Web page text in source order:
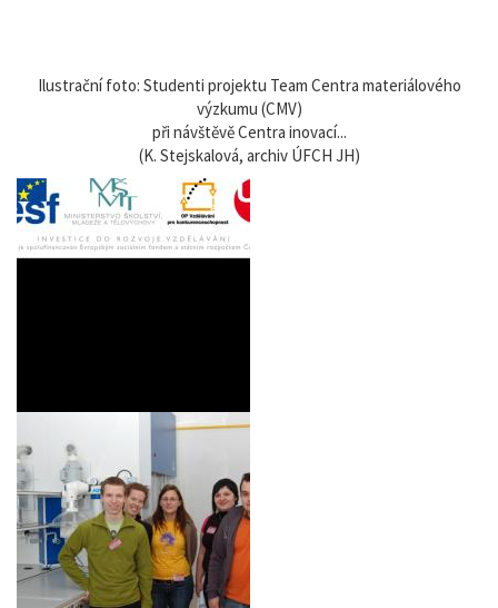
Ilustrační foto: Studenti projektu Team Centra materiálového
výzkumu (CMV)
při návštěvě Centra inovací...
(K. Stejskalová, archiv ÚFCH JH)